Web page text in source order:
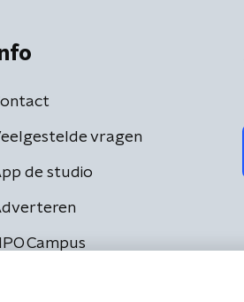
vragen
de studio
Campus